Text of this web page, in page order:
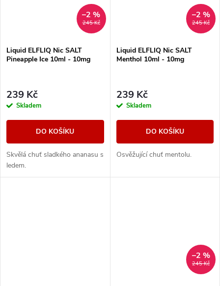
245 Kč
–2 %
Liquid ELFLIQ Nic SALT
Pineapple Ice 10ml - 10mg
239 Kč
Skladem
DO KOŠÍKU
Skvělá chuť sladkého ananasu s
ledem.
245 Kč
–2 %
Liquid ELFLIQ Nic SALT
Menthol 10ml - 10mg
239 Kč
Skladem
DO KOŠÍKU
Osvěžující chuť mentolu.
245 Kč
–2 %